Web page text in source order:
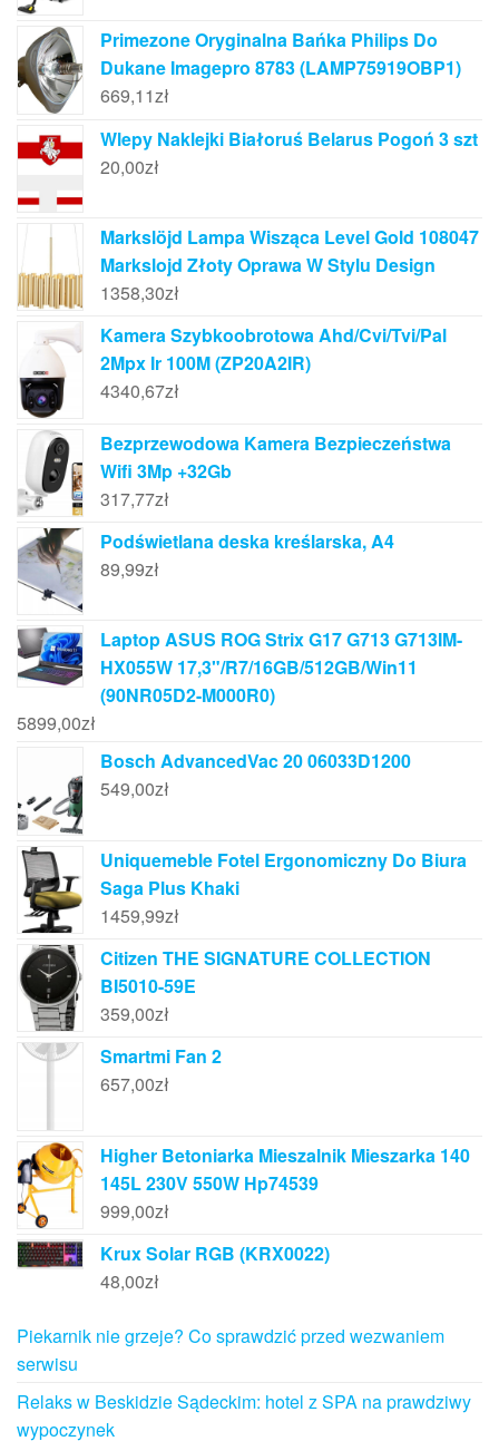
Primezone Oryginalna Bańka Philips Do
Dukane Imagepro 8783 (LAMP75919OBP1)
669,11zł
Wlepy Naklejki Białoruś Belarus Pogoń 3 szt
20,00zł
Markslöjd Lampa Wisząca Level Gold 108047
Markslojd Złoty Oprawa W Stylu Design
1358,30zł
Kamera Szybkoobrotowa Ahd/Cvi/Tvi/Pal
2Mpx Ir 100M (ZP20A2IR)
4340,67zł
Bezprzewodowa Kamera Bezpieczeństwa
Wifi 3Mp +32Gb
317,77zł
Podświetlana deska kreślarska, A4
89,99zł
Laptop ASUS ROG Strix G17 G713 G713IM-
HX055W 17,3"/R7/16GB/512GB/Win11
(90NR05D2-M000R0)
5899,00zł
Bosch AdvancedVac 20 06033D1200
549,00zł
Uniquemeble Fotel Ergonomiczny Do Biura
Saga Plus Khaki
1459,99zł
Citizen THE SIGNATURE COLLECTION
BI5010-59E
359,00zł
Smartmi Fan 2
657,00zł
Higher Betoniarka Mieszalnik Mieszarka 140
145L 230V 550W Hp74539
999,00zł
Krux Solar RGB (KRX0022)
48,00zł
Piekarnik nie grzeje? Co sprawdzić przed wezwaniem
serwisu
Relaks w Beskidzie Sądeckim: hotel z SPA na prawdziwy
wypoczynek